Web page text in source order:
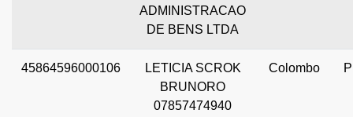
ADMINISTRACAO
DE BENS LTDA
45864596000106
LETICIA SCROK
BRUNORO
07857474940
Colombo